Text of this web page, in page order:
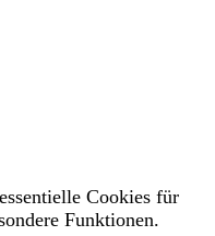
Cookies für
Funktionen.